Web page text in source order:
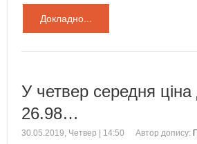
Докладно...
У четвер середня
26.98…
30.05.2019, Четвер | 14:50 Автор допису: